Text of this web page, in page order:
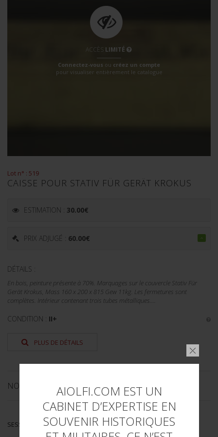
AIOLFI.COM EST UN
CABINET D’EXPERTISE EN
SOUVENIR HISTORIQUES
ACCÈS LIMITÉ
Connectez-vous ou créez un compte
pour visualiser entièrement le catalogue
Lot n° : 519
CAISSE POUR STATIV FÜR GERÄT KROKUS
ESTIMATION : 30.00€
PRIX ADJUGÉ : 60.00€
DÉTAILS :
En bois, peinture présente à 70%. Marquages sur le couvercle Stativ Für
Gerät Krokus, Mass 160 x 200 x 815 Gew 11kg. Les fermetures sont
complètes. Intérieur contenant trois tubes métalliques....
CONDITION : II+
PLUS DE DÉTAILS
NOS CATALOGUES
SESSION DE PRINTEMPS 2019